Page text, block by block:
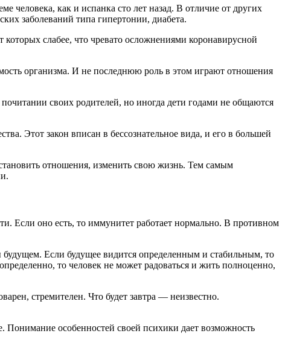
человека, как и испанка сто лет назад. В отличие от других
заболеваний типа гипертонии, диабета.
слабее, что чревато осложнениями коронавирусной
организма. И не последнюю роль в этом играют отношения
своих родителей, но иногда дети годами не общаются
Этот закон вписан в бессознательное вида, и его в большей
отношения, изменить свою жизнь. Тем самым
Если оно есть, то иммунитет работает нормально. В противном
будущем. Если будущее видится определенным и стабильным, то
то человек не может радоваться и жить полноценно,
стремителен. Что будет завтра — неизвестно.
Понимание особенностей своей психики дает возможность